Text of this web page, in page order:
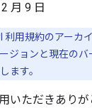
月 9 日
利用規約のアーカ
ジョンと現在のバ
ます。
いただきありが